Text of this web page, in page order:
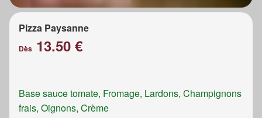
Pizza Paysanne
Dès 13.50 €
Base sauce tomate, Fromage, Lardons, Champignons
frais, Oignons, Crème